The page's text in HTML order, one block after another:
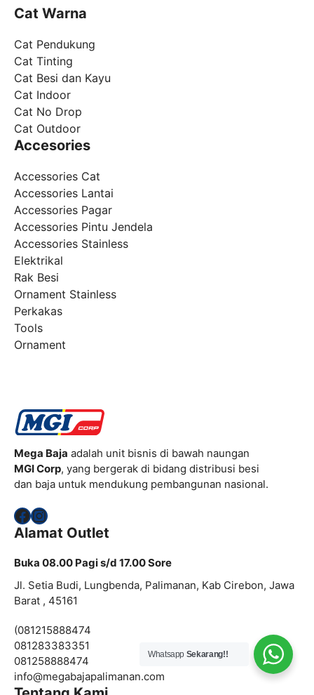
Cat Warna
Cat Pendukung
Cat Tinting
Cat Besi dan Kayu
Cat Indoor
Cat No Drop
Cat Outdoor
Accesories
Accessories Cat
Accessories Lantai
Accessories Pagar
Accessories Pintu Jendela
Accessories Stainless
Elektrikal
Rak Besi
Ornament Stainless
Perkakas
Tools
Ornament
Mega Baja adalah unit bisnis di bawah naungan
MGI Corp, yang bergerak di bidang distribusi besi
dan baja untuk mendukung pembangunan nasional.
Facebook
Instagram
Alamat Outlet
Buka 08.00 Pagi s/d 17.00 Sore
Jl. Setia Budi, Lungbenda, Palimanan, Kab Cirebon, Jawa
Barat , 45161
(081215888474
081283383351
081258888474
info@megabajapalimanan.com
Whatsapp Sekarang!!